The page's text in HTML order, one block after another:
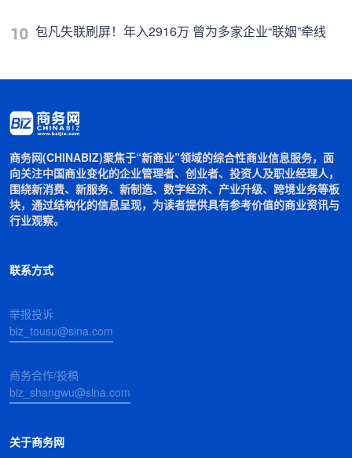
包凡失联刷屏！年入2916万 曾为多家企业“联姻”牵线
商务网(CHINABIZ)聚焦于“新商业”领域的综合性商业信息服务，面
向关注中国商业变化的企业管理者、创业者、投资人及职业经理人，
围绕新消费、新服务、新制造、数字经济、产业升级、跨境业务等板
块，通过结构化的信息呈现，为读者提供具有参考价值的商业资讯与
行业观察。
联系方式
举报投诉
biz_tousu@sina.com
商务合作/投稿
biz_shangwu@sina.com
关于商务网